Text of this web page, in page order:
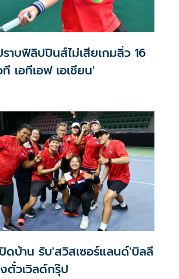
าบฟิลิปปินส์ไม่เสียเกมลิ่ว 16
เอทีเอฟ เอเชียน'
ดบ้าน รับ'สวิสเซอร์แลนด์'บิลลี
วเวิลด์กรุ๊ป